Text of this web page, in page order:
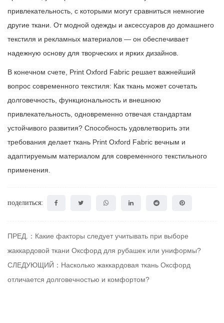
привлекательность, с которыми могут сравниться немногие
другие ткани. От модной одежды и аксессуаров до домашнего
текстиля и рекламных материалов — он обеспечивает
надежную основу для творческих и ярких дизайнов.
В конечном счете, Print Oxford Fabric решает важнейший
вопрос современного текстиля: Как ткань может сочетать
долговечность, функциональность и внешнюю
привлекательность, одновременно отвечая стандартам
устойчивого развития? Способность удовлетворить эти
требования делает ткань Print Oxford Fabric вечным и
адаптируемым материалом для современного текстильного
применения.
поделиться:
ПРЕД.：Какие факторы следует учитывать при выборе
жаккардовой ткани Оксфорд для рубашек или униформы?
СЛЕДУЮЩИЙ：Насколько жаккардовая ткань Оксфорд
отличается долговечностью и комфортом?